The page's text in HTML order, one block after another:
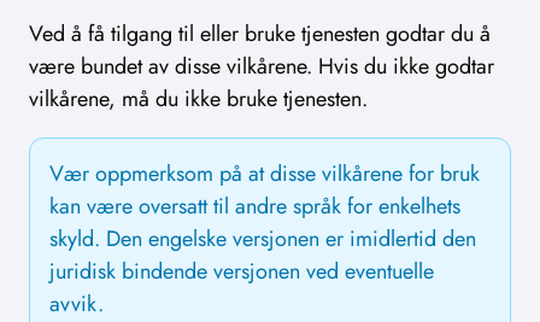
Ved å få tilgang til eller bruke tjenesten godtar du å
være bundet av disse vilkårene. Hvis du ikke godtar
vilkårene, må du ikke bruke tjenesten.
Vær oppmerksom på at disse vilkårene for bruk
kan være oversatt til andre språk for enkelhets
skyld. Den engelske versjonen er imidlertid den
juridisk bindende versjonen ved eventuelle
avvik.